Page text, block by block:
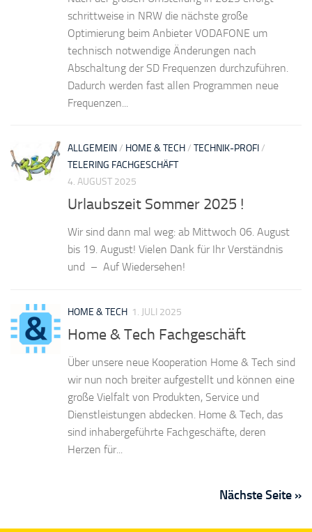
schrittweise in NRW die nächste große
Optimierung beim Anbieter VODAFONE um
technisch notwendige Änderungen nach
Abschaltung der SD Frequenzen durchzuführen.
Dadurch werden fast allen Programmen neue
Frequenzen...
ALLGEMEIN/ HOME & TECH/ TECHNIK-PROFI/
TELERING FACHGESCHÄFT
4. AUGUST 2025
Urlaubszeit Sommer 2025 !
Wir sind dann mal weg: ab Mittwoch 06. August
bis 19. August! Vielen Dank für Ihr Verständnis
und – Auf Wiedersehen!
HOME & TECH 1. JULI 2025
Home & Tech Fachgeschäft
Über unsere neue Kooperation Home & Tech sind
wir nun noch breiter aufgestellt und können eine
große Vielfalt von Produkten, Service und
Dienstleistungen abdecken. Home & Tech, das
sind inhabergeführte Fachgeschäfte, deren
Herzen für...
Nächste Seite »